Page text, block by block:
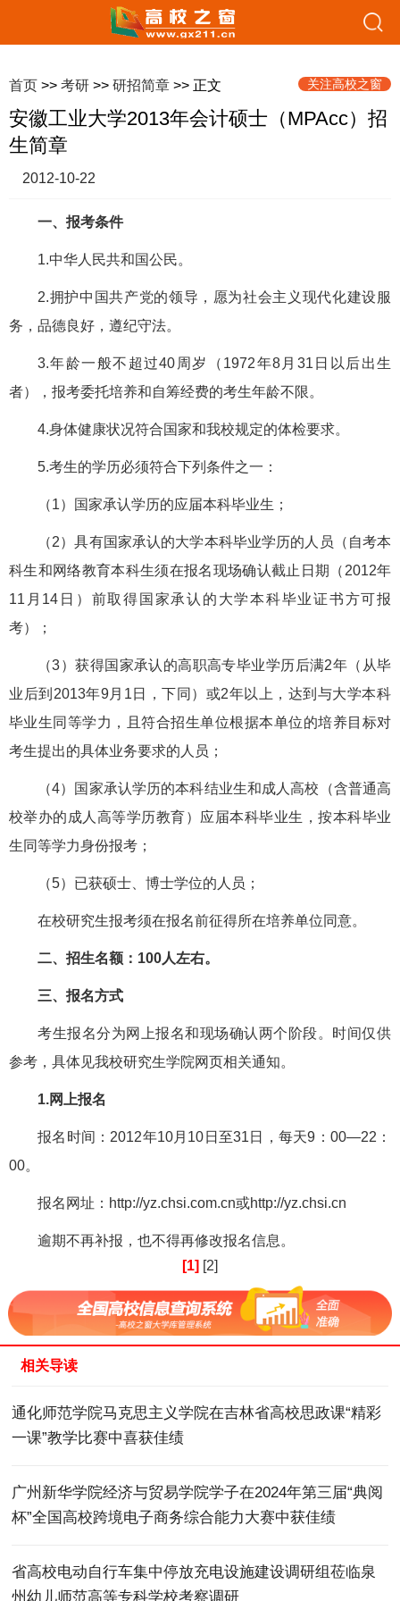
首页 >> 考研 >> 研招简章 >> 正文 关注高校之窗
安徽工业大学2013年会计硕士（MPAcc）招
生简章
2012-10-22
一、报考条件
1.中华人民共和国公民。
2.拥护中国共产党的领导，愿为社会主义现代化建设服
务，品德良好，遵纪守法。
3.年龄一般不超过40周岁（1972年8月31日以后出生
者），报考委托培养和自筹经费的考生年龄不限。
4.身体健康状况符合国家和我校规定的体检要求。
5.考生的学历必须符合下列条件之一：
（1）国家承认学历的应届本科毕业生；
（2）具有国家承认的大学本科毕业学历的人员（自考本
科生和网络教育本科生须在报名现场确认截止日期（2012年
11月14日）前取得国家承认的大学本科毕业证书方可报
考）；
（3）获得国家承认的高职高专毕业学历后满2年（从毕
业后到2013年9月1日，下同）或2年以上，达到与大学本科
毕业生同等学力，且符合招生单位根据本单位的培养目标对
考生提出的具体业务要求的人员；
（4）国家承认学历的本科结业生和成人高校（含普通高
校举办的成人高等学历教育）应届本科毕业生，按本科毕业
生同等学力身份报考；
（5）已获硕士、博士学位的人员；
在校研究生报考须在报名前征得所在培养单位同意。
二、招生名额：100人左右。
三、报名方式
考生报名分为网上报名和现场确认两个阶段。时间仅供
参考，具体见我校研究生学院网页相关通知。
1.网上报名
报名时间：2012年10月10日至31日，每天9：00—22：
00。
报名网址：http://yz.chsi.com.cn或http://yz.chsi.cn
逾期不再补报，也不得再修改报名信息。
[1] [2]
相关导读
通化师范学院马克思主义学院在吉林省高校思政课“精彩
一课”教学比赛中喜获佳绩
广州新华学院经济与贸易学院学子在2024年第三届“典阅
杯”全国高校跨境电子商务综合能力大赛中获佳绩
省高校电动自行车集中停放充电设施建设调研组莅临泉
州幼儿师范高等专科学校考察调研